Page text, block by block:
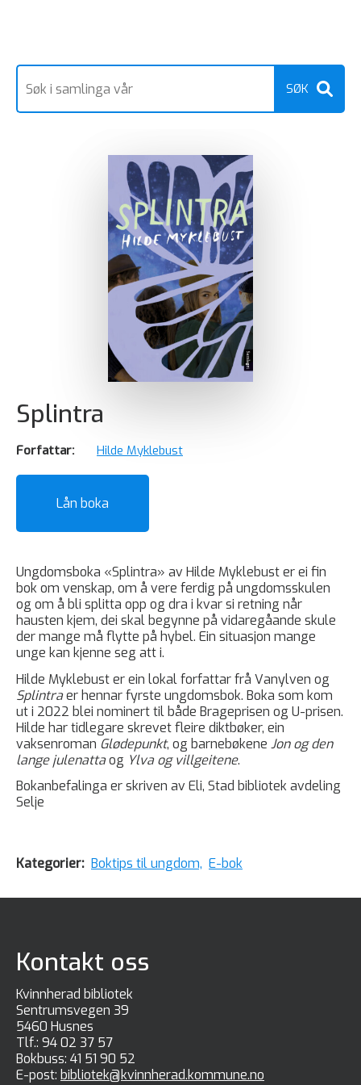
Splintra
Forfattar: Hilde Myklebust
Lån boka
Ungdomsboka «Splintra» av Hilde Myklebust er ei fin
bok om venskap, om å vere ferdig på ungdomsskulen
og om å bli splitta opp og dra i kvar si retning når
hausten kjem, dei skal begynne på vidaregåande skule
der mange må flytte på hybel. Ein situasjon mange
unge kan kjenne seg att i.
Hilde Myklebust er ein lokal forfattar frå Vanylven og
Splintraer hennar fyrste ungdomsbok. Boka som kom
ut i 2022 blei nominert til både Brageprisen og U-prisen.
Hilde har tidlegare skrevet fleire diktbøker, ein
vaksenroman Glødepunkt, og barnebøkene Jon og den
lange julenattaog Ylva og villgeitene.
Bokanbefalinga er skriven av Eli, Stad bibliotek avdeling
Selje
Kategorier: Boktips til ungdom, E-bok
Kontakt oss
Kvinnherad bibliotek
Sentrumsvegen 39
5460 Husnes
Tlf.: 94 02 37 57
Bokbuss: 41 51 90 52
E-post: bibliotek@kvinnherad.kommune.no